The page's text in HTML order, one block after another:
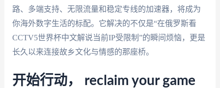
路、多端支持、无限流量和稳定专线的加速器，将成为
你海外数字生活的标配。它解决的不仅是“在俄罗斯看
CCTV5世界杯中文解说当前IP受限制”的瞬间烦恼，更是
长久以来连接故乡文化与情感的那座桥。
开始行动， reclaim your game